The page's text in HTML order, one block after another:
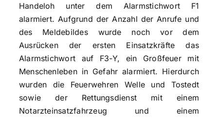
Handeloh unter dem Alarmstichwort F1
alarmiert. Aufgrund der Anzahl der Anrufe und
des Meldebildes wurde noch vor dem
Ausrücken der ersten Einsatzkräfte das
Alarmstichwort auf F3-Y, ein Großfeuer mit
Menschenleben in Gefahr alarmiert. Hierdurch
wurden die Feuerwehren Welle und Tostedt
sowie der Rettungsdienst mit einem
Notarzteinsatzfahrzeug und einem